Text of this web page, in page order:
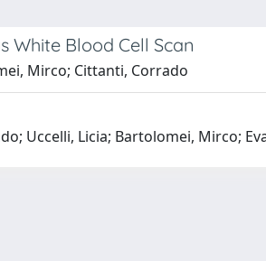
Blood Cell Scan
Mirco; Cittanti, Corrado
Uccelli, Licia; Bartolomei, Mirco;